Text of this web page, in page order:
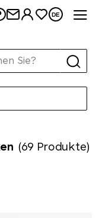
DE
(69 Produkte)